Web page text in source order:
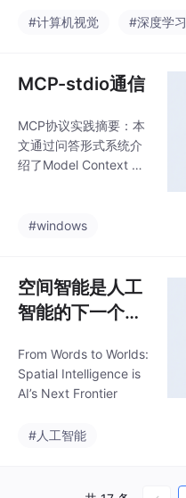
权限控制。文章提供了
声）和滤波器概念；2）
滤波（可调节归一
化）、高斯滤波（加权
平均保留细节）、中值
滤波（去除椒盐噪声）
和双边滤波（保留边
缘）；3）方法对比：
噪声，双边滤波能保留
penCV实现示例。文章
为图像去噪处理提供了
实用的方法选择和参
#计算机视觉 #深度学习
MCP-stdio通信
MCP协议实践摘要：本
文通过问答形式系统介
绍了Model Context Pr
作为AI领域的标准化协
词）、Tool（工具）、R
esource（资源）三大
核心功能的动态调用。
惑，包括：1）使用字符
串名称而非直接函数调
用的解耦设计；2）Ses
定位；3）动态发现（
#windows
空间智能是人工
智能的下一个前
From Words to Worlds:
Spatial Intelligence is
AI’s Next Frontier
#人工智能